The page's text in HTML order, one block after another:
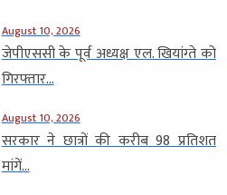
August 10, 2026
जेपीएससी के पूर्व अध्यक्ष एल. खियांग्ते को
गिरफ्तार...
August 10, 2026
सरकार ने छात्रों की करीब 98 प्रतिशत
मांगें...